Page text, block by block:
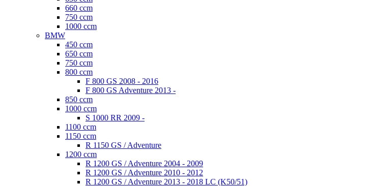
660 ccm
750 ccm
1000 ccm
BMW
450 ccm
650 ccm
750 ccm
800 ccm
F 800 GS 2008 - 2016
F 800 GS Adventure 2013 -
850 ccm
1000 ccm
S 1000 RR 2009 -
1100 ccm
1150 ccm
R 1150 GS / Adventure
1200 ccm
R 1200 GS / Adventure 2004 - 2009
R 1200 GS / Adventure 2010 - 2012
R 1200 GS / Adventure 2013 - 2018 LC (K50/51)